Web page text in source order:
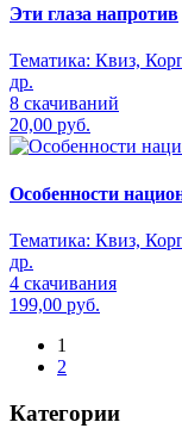
Эти глаза напротив
Тематика: Квиз,
др.
8 скачиваний
20,00 руб.
Особенности
Тематика: Квиз,
др.
4 скачивания
199,00 руб.
1
2
Категории